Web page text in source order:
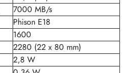
7000 MB/s
Phison E18
1600
2280 (22 x 80 mm)
2,8 W